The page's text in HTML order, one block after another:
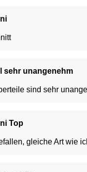
sehr unangenehm
Top
gleiche Art wie